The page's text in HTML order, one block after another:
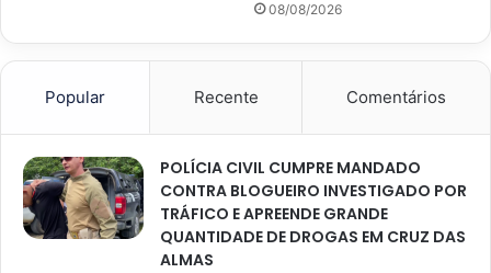
08/08/2026
Popular Recente Comentários
POLÍCIA CIVIL CUMPRE MANDADO
CONTRA BLOGUEIRO INVESTIGADO POR
TRÁFICO E APREENDE GRANDE
QUANTIDADE DE DROGAS EM CRUZ DAS
ALMAS